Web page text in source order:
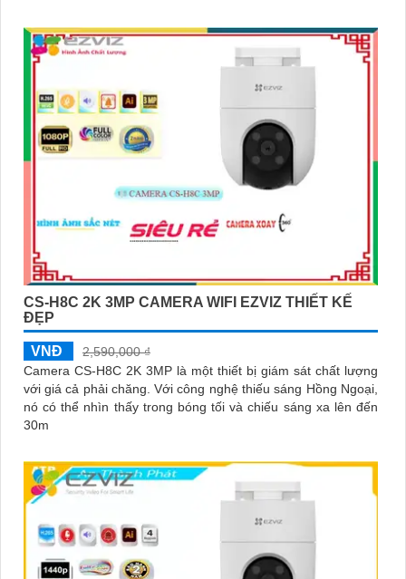
CS-H8C 2K 3MP CAMERA WIFI EZVIZ THIẾT KẾ
ĐẸP
VNĐ
2,590,000 ₫
Camera CS-H8C 2K 3MP là một thiết bị giám sát chất lượng
với giá cả phải chăng. Với công nghệ thiếu sáng Hồng Ngoại,
nó có thể nhìn thấy trong bóng tối và chiếu sáng xa lên đến
30m